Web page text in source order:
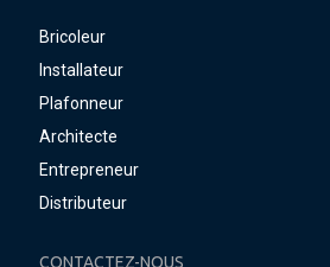
Bricoleur
Installateur
Plafonneur
Architecte
Entrepreneur
Distributeur
CONTACTEZ-NOUS